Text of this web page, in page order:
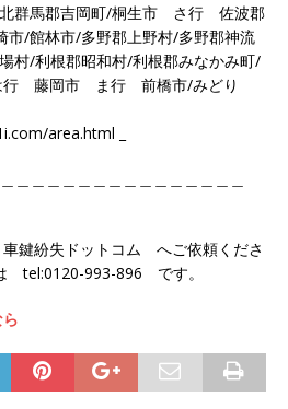
群馬郡吉岡町/桐生市 さ行 佐波郡
/館林市/多野郡上野村/多野郡神流
村/利根郡昭和村/利根郡みなかみ町/
藤岡市 ま行 前橋市/みどり
area.html _
＿＿＿＿＿＿＿＿＿＿＿＿＿＿
鍵紛失ドットコム へご依頼くださ
tel:0120-993-896 です。